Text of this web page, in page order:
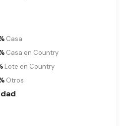
Casa
Casa en Country
Lote en Country
Otros